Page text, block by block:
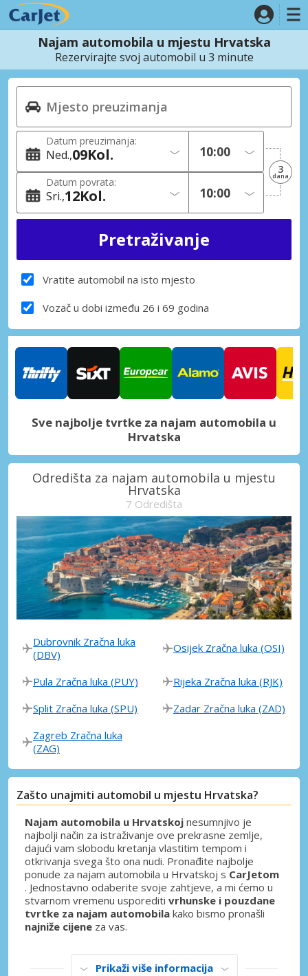
Najam automobila u mjestu Hrvatska
Rezervirajte svoj automobil u 3 minute
Datum preuzimanja:
Ned. 09Kol.
Datum povrata:
Sri. 12Kol.
3
dana
Vratite automobil na isto mjesto
Vozač u dobi između 26 i 69 godina
Sve najbolje tvrtke za najam automobila u
Hrvatska
Odredišta za najam automobila u mjestu
Hrvatska
7 Odredišta
Dubrovnik Zračna luka
(DBV)
Osijek Zračna luka (OSI)
Pula Zračna luka (PUY)
Rijeka Zračna luka (RJK)
Split Zračna luka (SPU)
Zadar Zračna luka (ZAD)
Zagreb Zračna luka
(ZAG)
Zašto unajmiti automobil u mjestu Hrvatska?
Najam automobila u Hrvatskoj nesumnjivo je
najbolji način za istraživanje ove prekrasne zemlje,
dajući vam slobodu kretanja vlastitim tempom i
otkrivanja svega što ona nudi. Pronađite najbolje
ponude za najam automobila u Hrvatskoj s CarJetom
. Jednostavno odaberite svoje zahtjeve, a mi ćemo u
stvarnom vremenu usporediti vrhunske i pouzdane
tvrtke za najam automobila kako bismo pronašli
najniže cijene za vas.
Prikaži više informacija